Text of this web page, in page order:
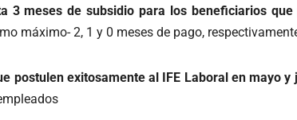
3 meses de subsidio para los beneficiarios
máximo- 2, 1 y 0 meses de pago,
postulen exitosamente al IFE Laboral en mayo